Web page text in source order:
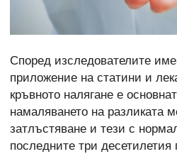
Според изследователите
приложение на статини и
кръвното налягане е
намаляването на разликата
затлъстяване и тези с
последните три десетилетия